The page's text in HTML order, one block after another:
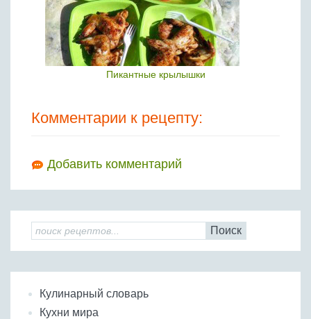
Пикантные крылышки
Комментарии к рецепту:
Добавить комментарий
Поиск
Кулинарный словарь
Кухни мира